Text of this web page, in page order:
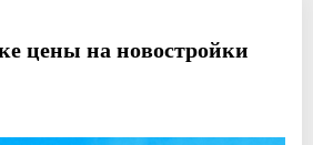
цены на новостройки